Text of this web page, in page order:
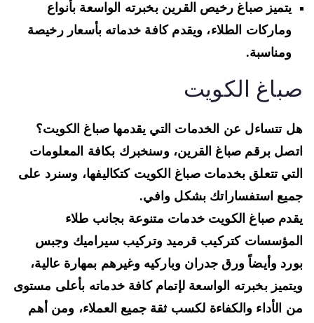
يتميز صباغ رخيص القرين بخبرته الواسعة بأنواع
وماركات الطلاء، ويقدم كافة خدماته بأسعار رخيصة
ومناسبة.
الكويت
تتساءل عن الخدمات التي يقدمها صباغ الكويت؟
برقم صباغ القرين، وسنخبرك بكافة المعلومات
تتعلق بخدمات صباغ الكويت كتكاليفها، وسنرد على
استفساراتك بشكل وافي.
صباغ الكويت خدمات متنوعة بجانب طلاء
كتركيب قرميد وتركيب سيراميك وجبس
وأيضاً ورق جدران وباركيه وغيرهم بمهارة عالية،
بخبرته الواسعة لإتمام كافة خدماته بأعلى مستوى
الأداء والكفاءة لكسب ثقة جميع العملاء، ومن أهم